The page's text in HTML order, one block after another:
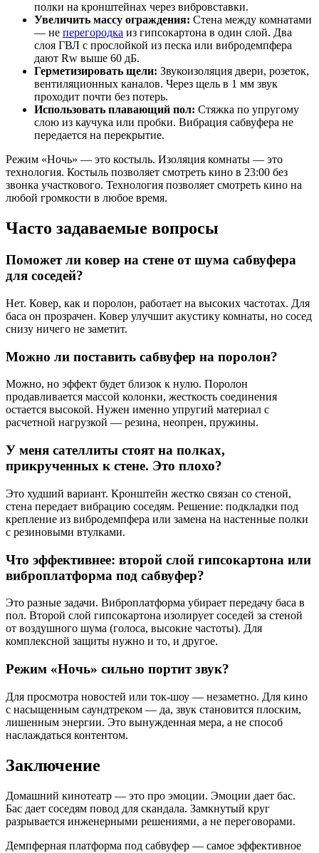
полки на кронштейнах через вибровставки.
Увеличить массу ограждения: Стена между комнатами
— не перегородка из гипсокартона в один слой. Два
слоя ГВЛ с прослойкой из песка или вибродемпфера
дают Rw выше 60 дБ.
Герметизировать щели: Звукоизоляция двери, розеток,
вентиляционных каналов. Через щель в 1 мм звук
проходит почти без потерь.
Использовать плавающий пол: Стяжка по упругому
слою из каучука или пробки. Вибрация сабвуфера не
передается на перекрытие.
Режим «Ночь» — это костыль. Изоляция комнаты — это
технология. Костыль позволяет смотреть кино в 23:00 без
звонка участкового. Технология позволяет смотреть кино на
любой громкости в любое время.
Часто задаваемые вопросы
Поможет ли ковер на стене от шума сабвуфера
для соседей?
Нет. Ковер, как и поролон, работает на высоких частотах. Для
баса он прозрачен. Ковер улучшит акустику комнаты, но сосед
снизу ничего не заметит.
Можно ли поставить сабвуфер на поролон?
Можно, но эффект будет близок к нулю. Поролон
продавливается массой колонки, жесткость соединения
остается высокой. Нужен именно упругий материал с
расчетной нагрузкой — резина, неопрен, пружины.
У меня сателлиты стоят на полках,
прикрученных к стене. Это плохо?
Это худший вариант. Кронштейн жестко связан со стеной,
стена передает вибрацию соседям. Решение: подкладки под
крепление из вибродемпфера или замена на настенные полки
с резиновыми втулками.
Что эффективнее: второй слой гипсокартона или
виброплатформа под сабвуфер?
Это разные задачи. Виброплатформа убирает передачу баса в
пол. Второй слой гипсокартона изолирует соседей за стеной
от воздушного шума (голоса, высокие частоты). Для
комплексной защиты нужно и то, и другое.
Режим «Ночь» сильно портит звук?
Для просмотра новостей или ток-шоу — незаметно. Для кино
с насыщенным саундтреком — да, звук становится плоским,
лишенным энергии. Это вынужденная мера, а не способ
наслаждаться контентом.
Заключение
Домашний кинотеатр — это про эмоции. Эмоции дает бас.
Бас дает соседям повод для скандала. Замкнутый круг
разрывается инженерными решениями, а не переговорами.
Демпферная платформа под сабвуфер — самое эффективное